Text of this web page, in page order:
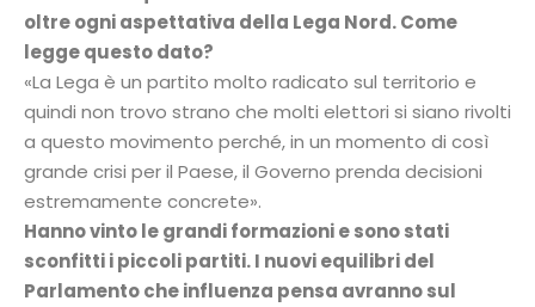
oltre ogni aspettativa della Lega Nord. Come
legge questo dato?
«La Lega è un partito molto radicato sul territorio e
quindi non trovo strano che molti elettori si siano rivolti
a questo movimento perché, in un momento di così
grande crisi per il Paese, il Governo prenda decisioni
estremamente concrete».
Hanno vinto le grandi formazioni e sono stati
sconfitti i piccoli partiti. I nuovi equilibri del
Parlamento che influenza pensa avranno sul